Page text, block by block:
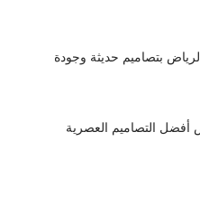
بتصاميم حديثة وجودة
أفضل التصاميم العصرية